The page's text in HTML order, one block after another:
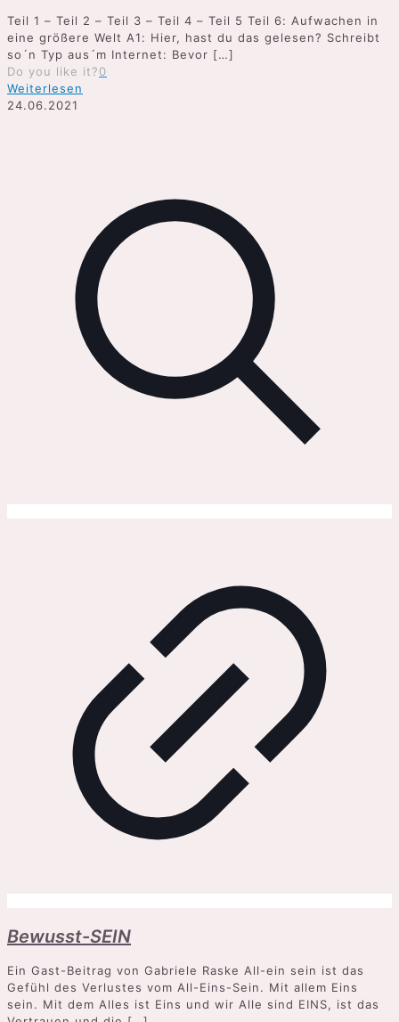
Teil 1 – Teil 2 – Teil 3 – Teil 4 – Teil 5 Teil 6: Aufwachen in
eine größere Welt A1: Hier, hast du das gelesen? Schreibt
so´n Typ aus´m Internet: Bevor […]
Do you like it?0
Weiterlesen
24.06.2021
Bewusst-SEIN
Ein Gast-Beitrag von Gabriele Raske All-ein sein ist das
Gefühl des Verlustes vom All-Eins-Sein. Mit allem Eins
sein. Mit dem Alles ist Eins und wir Alle sind EINS, ist das